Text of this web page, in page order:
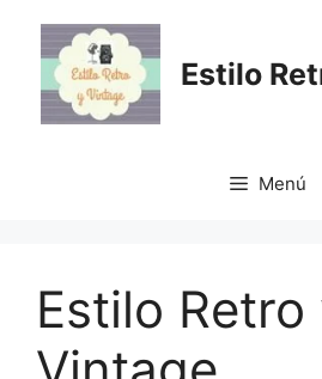
contenido
Estilo
Menú
Estilo Retro